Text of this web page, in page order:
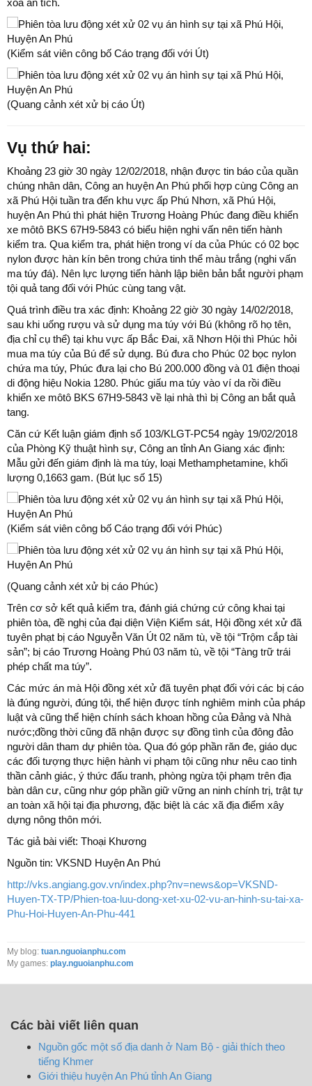
xóa án tích.
(Kiểm sát viên công bố Cáo trạng đối với Út)
(Quang cảnh xét xử bị cáo Út)
Vụ thứ hai:
Khoảng 23 giờ 30 ngày 12/02/2018, nhận được tin báo của quần
chúng nhân dân, Công an huyện An Phú phối hợp cùng Công an
xã Phú Hội tuần tra đến khu vực ấp Phú Nhơn, xã Phú Hội,
huyện An Phú thì phát hiện Trương Hoàng Phúc đang điều khiển
xe môtô BKS 67H9-5843 có biểu hiện nghi vấn nên tiến hành
kiểm tra. Qua kiểm tra, phát hiện trong ví da của Phúc có 02 bọc
nylon được hàn kín bên trong chứa tinh thể màu trắng (nghi vấn
ma túy đá). Nên lực lượng tiến hành lập biên bản bắt người phạm
tội quả tang đối với Phúc cùng tang vật.
Quá trình điều tra xác định: Khoảng 22 giờ 30 ngày 14/02/2018,
sau khi uống rượu và sử dụng ma túy với Bú (không rõ họ tên,
địa chỉ cụ thể) tại khu vực ấp Bắc Đai, xã Nhơn Hội thì Phúc hỏi
mua ma túy của Bú để sử dụng. Bú đưa cho Phúc 02 bọc nylon
chứa ma túy, Phúc đưa lại cho Bú 200.000 đồng và 01 điện thoại
di động hiệu Nokia 1280. Phúc giấu ma túy vào ví da rồi điều
khiển xe môtô BKS 67H9-5843 về lại nhà thì bị Công an bắt quả
tang.
Căn cứ Kết luận giám định số 103/KLGT-PC54 ngày 19/02/2018
của Phòng Kỹ thuật hình sự, Công an tỉnh An Giang xác định:
Mẫu gửi đến giám định là ma túy, loại Methamphetamine, khối
lượng 0,1663 gam. (Bút lục số 15)
(Kiểm sát viên công bố Cáo trạng đối với Phúc)
(Quang cảnh xét xử bị cáo Phúc)
Trên cơ sở kết quả kiểm tra, đánh giá chứng cứ công khai tại
phiên tòa, đề nghị của đại diện Viện Kiểm sát, Hội đồng xét xử đã
tuyên phạt bị cáo Nguyễn Văn Út 02 năm tù, về tội “Trộm cắp tài
sản”; bị cáo Trương Hoàng Phú 03 năm tù, về tội “Tàng trữ trái
phép chất ma túy”.
Các mức án mà Hội đồng xét xử đã tuyên phạt đối với các bị cáo
là đúng người, đúng tội, thể hiện được tính nghiêm minh của pháp
luật và cũng thể hiện chính sách khoan hồng của Đảng và Nhà
nước;đồng thời cũng đã nhận được sự đồng tình của đông đảo
người dân tham dự phiên tòa. Qua đó góp phần răn đe, giáo dục
các đối tượng thực hiện hành vi phạm tội cũng như nêu cao tinh
thần cảnh giác, ý thức đấu tranh, phòng ngừa tội phạm trên địa
bàn dân cư, cũng như góp phần giữ vững an ninh chính trị, trật tự
an toàn xã hội tại địa phương, đặc biệt là các xã địa điểm xây
dựng nông thôn mới.
Tác giả bài viết: Thoại Khương
Nguồn tin: VKSND Huyện An Phú
http://vks.angiang.gov.vn/index.php?nv=news&op=VKSND-
Huyen-TX-TP/Phien-toa-luu-dong-xet-xu-02-vu-an-hinh-su-tai-xa-
Phu-Hoi-Huyen-An-Phu-441
My blog: tuan.nguoianphu.com
My games: play.nguoianphu.com
Các bài viết liên quan
Nguồn gốc một số địa danh ở Nam Bộ - giải thích theo
tiếng Khmer
Giới thiệu huyện An Phú tỉnh An Giang